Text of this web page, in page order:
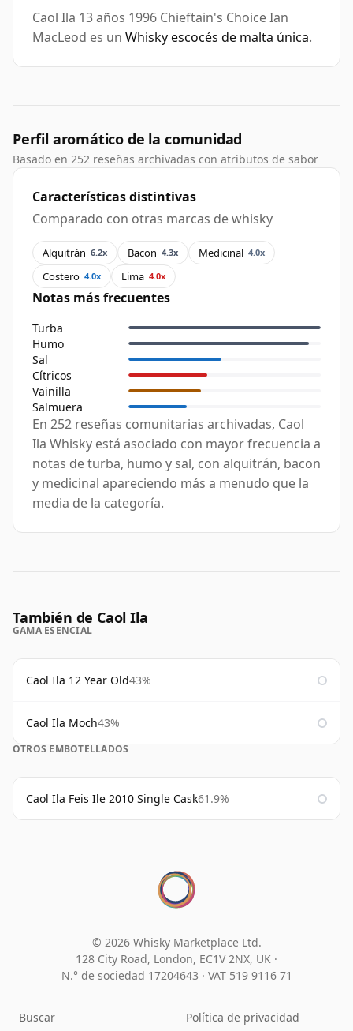
Caol Ila 13 años 1996 Chieftain's Choice Ian
MacLeod es un Whisky escocés de malta única.
Perfil aromático de la comunidad
Basado en 252 reseñas archivadas con atributos de sabor
Características distintivas
Comparado con otras marcas de whisky
Alquitrán 6.2x Bacon 4.3x Medicinal 4.0x
Costero 4.0x Lima 4.0x
Notas más frecuentes
Turba
Humo
Sal
Cítricos
Vainilla
Salmuera
En 252 reseñas comunitarias archivadas, Caol
Ila Whisky está asociado con mayor frecuencia a
notas de turba, humo y sal, con alquitrán, bacon
y medicinal apareciendo más a menudo que la
media de la categoría.
También de Caol Ila
GAMA ESENCIAL
Caol Ila 12 Year Old43%
Caol Ila Moch43%
OTROS EMBOTELLADOS
Caol Ila Feis Ile 2010 Single Cask61.9%
© 2026 Whisky Marketplace Ltd.
128 City Road, London, EC1V 2NX, UK ·
N.° de sociedad 17204643 · VAT 519 9116 71
Buscar Política de privacidad